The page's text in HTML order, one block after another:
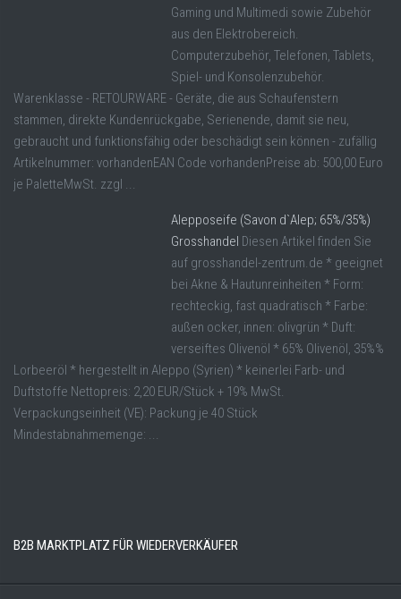
Gaming und Multimedi sowie Zubehör
aus den Elektrobereich.
Computerzubehör, Telefonen, Tablets,
Spiel- und Konsolenzubehör.
Warenklasse - RETOURWARE - Geräte, die aus Schaufenstern
stammen, direkte Kundenrückgabe, Serienende, damit sie neu,
gebraucht und funktionsfähig oder beschädigt sein können - zufällig
Artikelnummer: vorhandenEAN Code vorhandenPreise ab: 500,00 Euro
je PaletteMwSt. zzgl ...
Alepposeife (Savon d`Alep; 65%/35%)
Grosshandel Diesen Artikel finden Sie
auf grosshandel-zentrum.de * geeignet
bei Akne & Hautunreinheiten * Form:
rechteckig, fast quadratisch * Farbe:
außen ocker, innen: olivgrün * Duft:
verseiftes Olivenöl * 65% Olivenöl, 35%%
Lorbeeröl * hergestellt in Aleppo (Syrien) * keinerlei Farb- und
Duftstoffe Nettopreis: 2,20 EUR/Stück + 19% MwSt.
Verpackungseinheit (VE): Packung je 40 Stück
Mindestabnahmemenge: ...
B2B MARKTPLATZ FÜR WIEDERVERKÄUFER